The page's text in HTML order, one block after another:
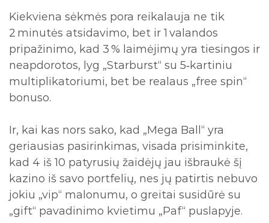
Kiekviena sėkmės pora reikalauja ne tik
2 minutės atsidavimo, bet ir 1 valandos
pripažinimo, kad 3 % laimėjimų yra tiesingos ir
neapdorotos, lyg „Starburst“ su 5‑kartiniu
multiplikatoriumi, bet be realaus „free spin“
bonuso.
Ir, kai kas nors sako, kad „Mega Ball“ yra
geriausias pasirinkimas, visada prisiminkite,
kad 4 iš 10 patyrusių žaidėjų jau išbraukė šį
kazino iš savo portfelių, nes jų patirtis nebuvo
jokiu „vip“ malonumu, o greitai susidūrė su
„gift“ pavadinimo kvietimu „Paf“ puslapyje.